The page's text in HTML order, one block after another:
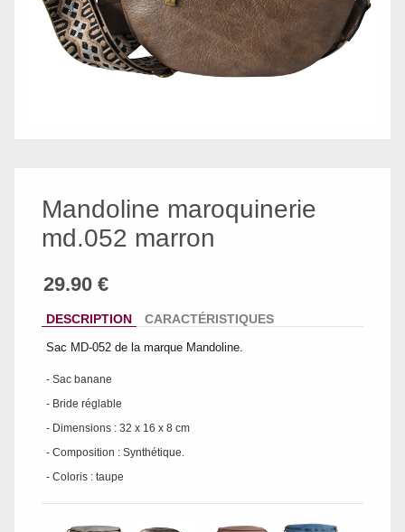
Mandoline maroquinerie
md.052 marron
DESCRIPTION CARACTÉRISTIQUES
Sac MD-052 de la marque Mandoline.
- Sac banane
- Bride réglable
- Dimensions : 32 x 16 x 8 cm
- Composition : Synthétique.
- Coloris : taupe